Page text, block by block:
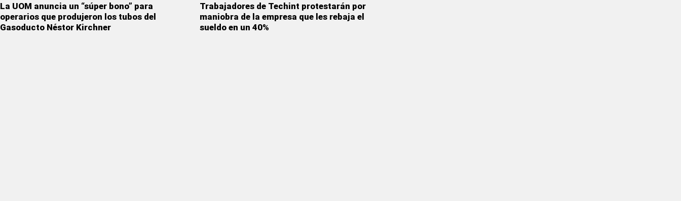
La UOM anuncia un “súper bono” para
operarios que produjeron los tubos del
Gasoducto Néstor Kirchner
Trabajadores de Techint protestarán por
maniobra de la empresa que les rebaja el
sueldo en un 40%